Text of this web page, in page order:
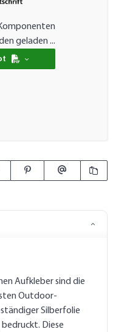
geladen ...
Aufkleber sind die
Outdoor-
Silberfolie
Diese